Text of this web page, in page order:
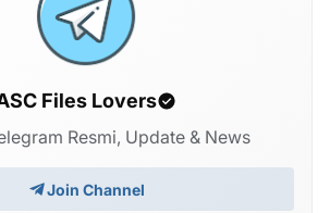
Files Lovers
Resmi, Update & News
Join Channel